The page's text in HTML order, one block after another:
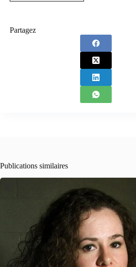
Partagez
Publications similaires